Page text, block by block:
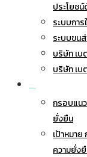
ประโยช
ระบบกา
ระบบขน
บริษัท เบ
บริษัท เบ
กรอบแน
ยั่งยืน
เป้าหมา
ความยั่ง